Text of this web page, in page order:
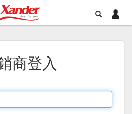
商登入